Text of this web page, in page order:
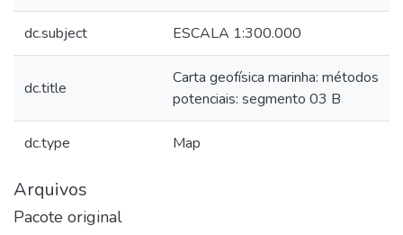
dc.subject ESCALA 1:300.000
dc.title
Carta geofísica marinha: métodos
potenciais: segmento 03 B
dc.type Map
Arquivos
Pacote original